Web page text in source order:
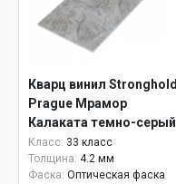
Кварц винил Stronghold
Prague Мрамор
Калаката темно-серый
12 23739
Класс: 33 класс
Толщина: 4.2 мм
Фаска: Оптическая фаска